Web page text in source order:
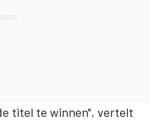
titel te winnen", vertelt